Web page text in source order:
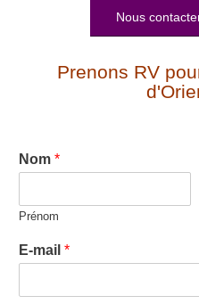
Nous
Prenons RV
Nom *
Prénom
E-mail *